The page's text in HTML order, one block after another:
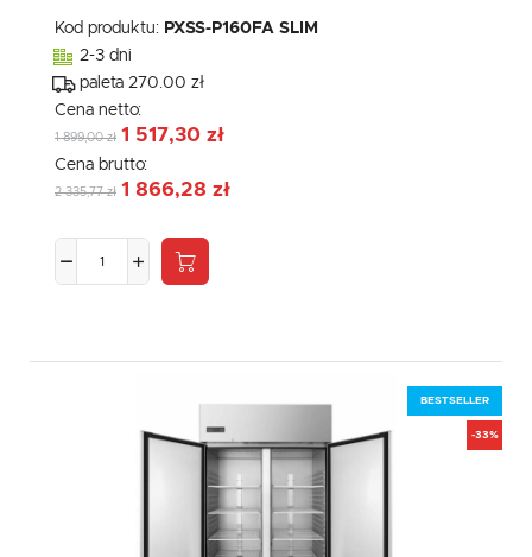
Kod produktu: PXSS-P160FA SLIM
2-3 dni
paleta 270.00 zł
Cena netto:
1 899,00 zł 1 517,30 zł
Cena brutto:
2 335,77 zł 1 866,28 zł
BESTSELLER
-33%